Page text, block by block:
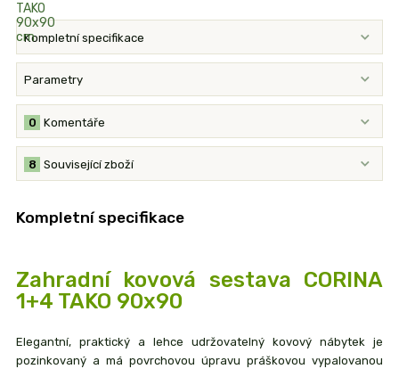
Kompletní specifikace
Parametry
Komentáře
0
Související zboží
8
Kompletní specifikace
Zahradní kovová sestava CORINA
1+4 TAKO 90x90
Elegantní, praktický a lehce udržovatelný kovový nábytek je
pozinkovaný a má povrchovou úpravu práškovou vypalovanou